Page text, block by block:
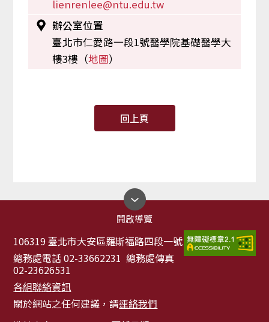
lienrenlee@ntu.edu.tw
辦公室位置
臺北市仁愛路一段1號醫學院基礎醫學大
樓3樓（地圖）
回上頁
開啟導覽
106319 臺北市大安區羅斯福路四段一號
總務處電話 02-33662231 總務處傳真
02-23626531
各組聯絡資訊
關於網站之任何建議，請連絡我們